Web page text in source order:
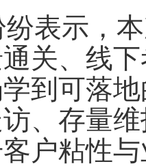
表示，
关、线
到可落
、存量
户粘性